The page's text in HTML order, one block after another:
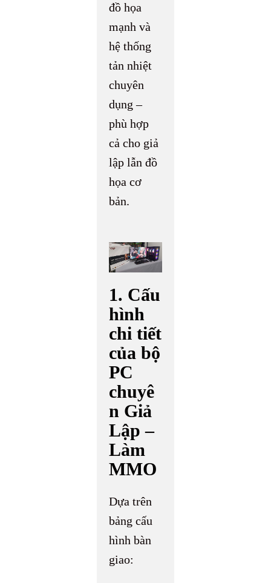
đồ họa
mạnh và
hệ thống
tản nhiệt
chuyên
dụng –
phù hợp
cả cho giả
lập lẫn đồ
họa cơ
bản.
1. Cấu
hình
chi tiết
của bộ
PC
chuyê
n Giả
Lập –
Làm
MMO
Dựa trên
bảng cấu
hình bàn
giao: